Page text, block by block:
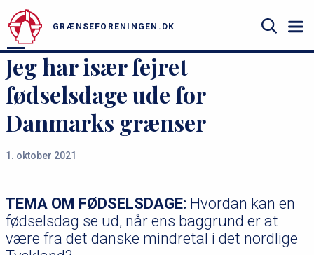
til
hovedindhold
GRÆNSEFORENINGEN.DK
Søg
Jeg har især fejret
fødselsdage ude for
Danmarks grænser
1. oktober 2021
TEMA OM FØDSELSDAGE: Hvordan kan en
fødselsdag se ud, når ens baggrund er at
være fra det danske mindretal i det nordlige